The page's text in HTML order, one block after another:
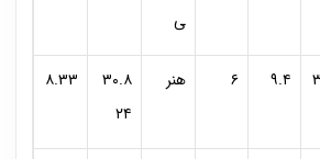
ی
۹.۴ ۶ هنر
۳۰.۸
۲۴
۸.۳۳